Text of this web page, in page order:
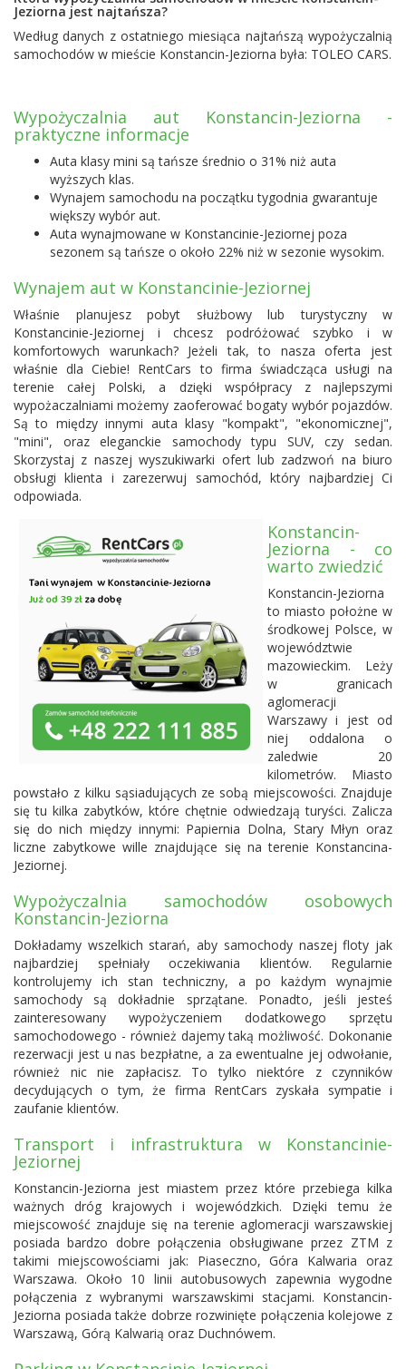
Jeziorna jest najtańsza?
Według danych z ostatniego miesiąca najtańszą wypożyczalnią
samochodów w mieście Konstancin-Jeziorna była: TOLEO CARS.
Wypożyczalnia aut Konstancin-Jeziorna -
praktyczne informacje
Auta klasy mini są tańsze średnio o 31% niż auta
wyższych klas.
Wynajem samochodu na początku tygodnia gwarantuje
większy wybór aut.
Auta wynajmowane w Konstancinie-Jeziornej poza
sezonem są tańsze o około 22% niż w sezonie wysokim.
Wynajem aut w Konstancinie-Jeziornej
Właśnie planujesz pobyt służbowy lub turystyczny w
Konstancinie-Jeziornej i chcesz podróżować szybko i w
komfortowych warunkach? Jeżeli tak, to nasza oferta jest
właśnie dla Ciebie! RentCars to firma świadcząca usługi na
terenie całej Polski, a dzięki współpracy z najlepszymi
wypożaczalniami możemy zaoferować bogaty wybór pojazdów.
Są to między innymi auta klasy "kompakt", "ekonomicznej",
"mini", oraz eleganckie samochody typu SUV, czy sedan.
Skorzystaj z naszej wyszukiwarki ofert lub zadzwoń na biuro
obsługi klienta i zarezerwuj samochód, który najbardziej Ci
odpowiada.
Konstancin-
Jeziorna - co
warto zwiedzić
Konstancin-Jeziorna
to miasto położne w
środkowej Polsce, w
województwie
mazowieckim. Leży
w granicach
aglomeracji
Warszawy i jest od
niej oddalona o
zaledwie 20
kilometrów. Miasto
powstało z kilku sąsiadujących ze sobą miejscowości. Znajduje
się tu kilka zabytków, które chętnie odwiedzają turyści. Zalicza
się do nich między innymi: Papiernia Dolna, Stary Młyn oraz
liczne zabytkowe wille znajdujące się na terenie Konstancina-
Jeziornej.
Wypożyczalnia samochodów osobowych
Konstancin-Jeziorna
Dokładamy wszelkich starań, aby samochody naszej floty jak
najbardziej spełniały oczekiwania klientów. Regularnie
kontrolujemy ich stan techniczny, a po każdym wynajmie
samochody są dokładnie sprzątane. Ponadto, jeśli jesteś
zainteresowany wypożyczeniem dodatkowego sprzętu
samochodowego - również dajemy taką możliwość. Dokonanie
rezerwacji jest u nas bezpłatne, a za ewentualne jej odwołanie,
również nic nie zapłacisz. To tylko niektóre z czynników
decydujących o tym, że firma RentCars zyskała sympatie i
zaufanie klientów.
Transport i infrastruktura w Konstancinie-
Jeziornej
Konstancin-Jeziorna jest miastem przez które przebiega kilka
ważnych dróg krajowych i wojewódzkich. Dzięki temu że
miejscowość znajduje się na terenie aglomeracji warszawskiej
posiada bardzo dobre połączenia obsługiwane przez ZTM z
takimi miejscowościami jak: Piaseczno, Góra Kalwaria oraz
Warszawa. Około 10 linii autobusowych zapewnia wygodne
połączenia z wybranymi warszawskimi stacjami. Konstancin-
Jeziorna posiada także dobrze rozwinięte połączenia kolejowe z
Warszawą, Górą Kalwarią oraz Duchnówem.